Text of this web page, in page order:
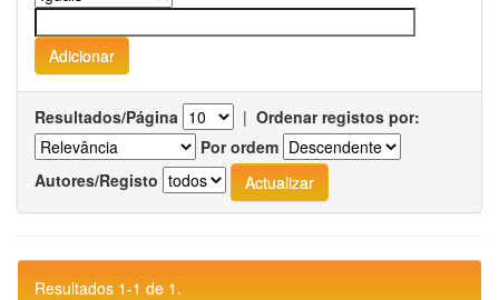
Resultados/Página | Ordenar registos por:
Por ordem
Autores/Registo
Resultados 1-1 de 1.